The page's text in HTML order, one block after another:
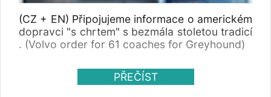
(CZ + EN) Připojujeme informace o americkém
dopravci "s chrtem" s bezmála stoletou tradicí
. (Volvo order for 61 coaches for Greyhound)
PŘEČÍST